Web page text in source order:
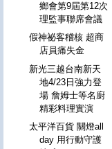
鄉會第9屆第12次
理監事聯席會議
假神祕客稽核 超商
店員痛失金
新光三越台南新天
地4/23日強力登
場 詹姆士等名廚
精彩料理實演
太平洋百貨 關燈all
day 用行動守護